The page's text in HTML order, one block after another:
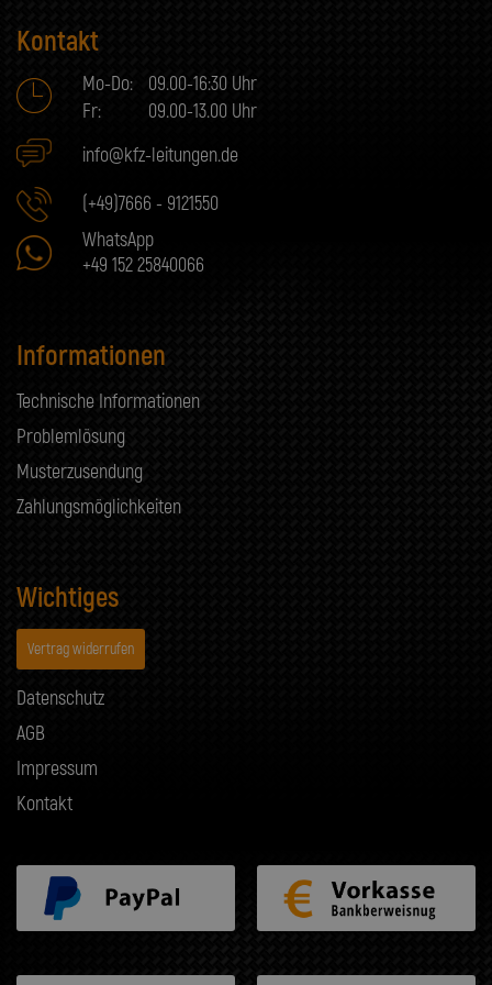
Kontakt
Mo-Do:
09.00-16:30 Uhr
Fr:
09.00-13.00 Uhr
info@kfz-leitungen.de
(+49)7666 - 9121550
WhatsApp
+49 152 25840066
Informationen
Technische Informationen
Problemlösung
Musterzusendung
Zahlungsmöglichkeiten
Wichtiges
Vertrag widerrufen
Datenschutz
AGB
Impressum
Kontakt